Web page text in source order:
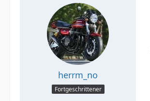
herrm_no
Fortgeschrittener